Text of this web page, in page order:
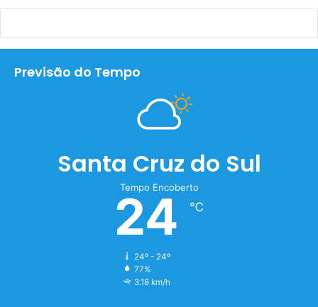
Previsão do Tempo
Santa Cruz do Sul
Tempo Encoberto
24 ℃
24º - 24º
77%
3.18 km/h